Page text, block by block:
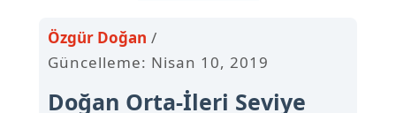
Doğan Orta-İleri Seviye
Güncelleme: Nisan 10, 2019
Özgür Doğan